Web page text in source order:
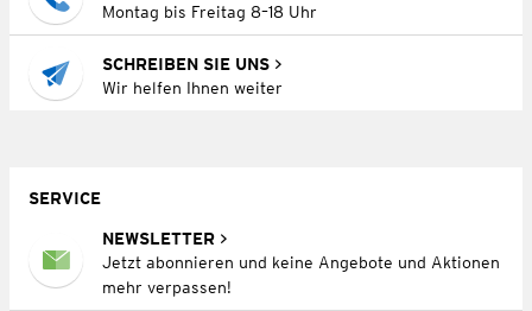
Montag bis Freitag 8–18 Uhr
SCHREIBEN SIE UNS
Wir helfen Ihnen weiter
SERVICE
NEWSLETTER
Jetzt abonnieren und keine Angebote und Aktionen
mehr verpassen!